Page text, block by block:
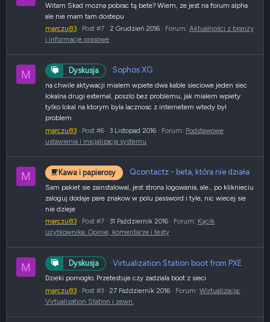
Witam Skad mozna pobrac tą bete? Wiem, ze jest na forum alpha
ale nie mam tam dostepu
marczu83
Post #7 2 Grudzień 2016 Forum: Aktualności z branży
i informacje prasowe
M Dyskusja Sophos XG
na chwile aktywacji mialem wpiete dwa kable sieciowe jeden siec
lokalna drugi external, poszlo bez problemu, jak mialem wpiety
tylko lokal na ktorym byla lacznosc z internetem wtedy byl
problem
marczu83
Post #6 3 Listopad 2016 Forum: Podstawowe
ustawienia i inicjalizacja systemu
M Kawa i papierosy Qcontactz - beta, która nie działa
Sam pakiet sie zainstalowal, jest strona logowania, ale... po kliknieciu
zaloguj dodaje pare znakow w polu password i tyle, nic wiecej sie
nie dzieje
marczu83
Post #7 31 Październik 2016 Forum: Kącik
użytkownika: Opinie, komentarze i testy
M Dyskusja Virtualization Station boot from PXE
Dzieki pomogło. Przetestuje czy zadziala boot z sieci
marczu83
Post #3 27 Październik 2016 Forum: Wirtualizacja:
Virtualization Station i zewn.